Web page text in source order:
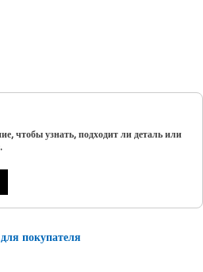
чтобы узнать, подходит ли деталь или
покупателя